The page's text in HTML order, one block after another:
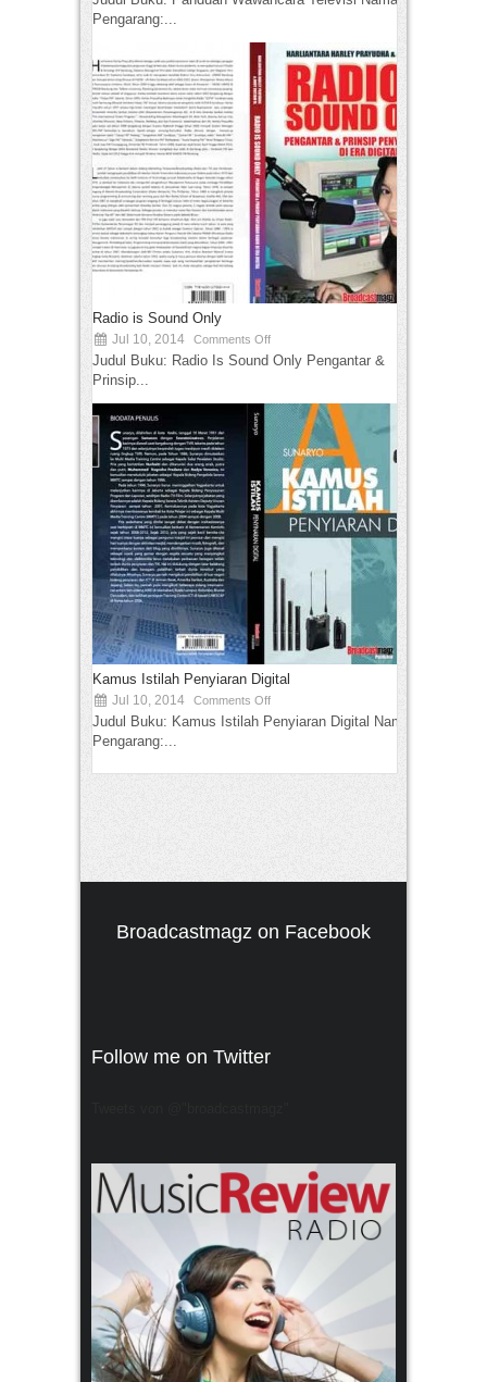
Pengarang:...
Radio is Sound Only
Jul 10, 2014 Comments Off
Judul Buku: Radio Is Sound Only Pengantar &
Prinsip...
Kamus Istilah Penyiaran Digital
Jul 10, 2014 Comments Off
Judul Buku: Kamus Istilah Penyiaran Digital Nama
Pengarang:...
Broadcastmagz on Facebook
Follow me on Twitter